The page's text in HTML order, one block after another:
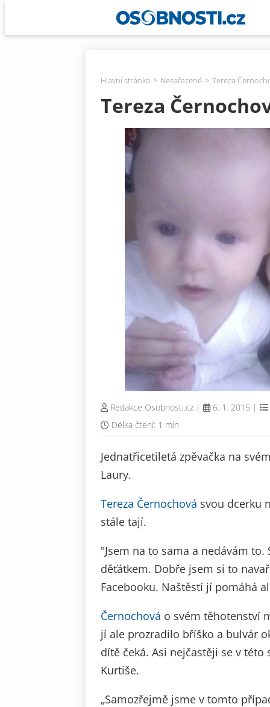
Hlavní stránka Nezařazené Tereza
Tereza
Redakce Osobnosti.cz | 6. 1. 2015 |
Délka čtení: 1 min
Jednatřicetiletá zpěvačka na
Laury.
Tereza Černochová svou dcerku
stále tají.
"Jsem na to sama a nedávám
děťátkem. Dobře jsem si to
Facebooku. Naštěstí jí pomáhá
Černochová o svém těhotenství
jí ale prozradilo bříško a bulvár
dítě čeká. Asi nejčastěji se v
Kurtiše.
„Samozřejmě jsme v tomto